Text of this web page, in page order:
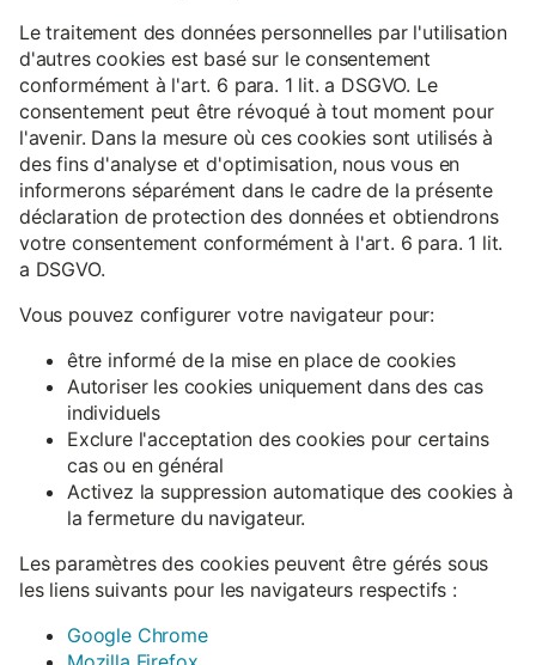
Le traitement des données personnelles par l'utilisation
d'autres cookies est basé sur le consentement
conformément à l'art. 6 para. 1 lit. a DSGVO. Le
consentement peut être révoqué à tout moment pour
l'avenir. Dans la mesure où ces cookies sont utilisés à
des fins d'analyse et d'optimisation, nous vous en
informerons séparément dans le cadre de la présente
déclaration de protection des données et obtiendrons
votre consentement conformément à l'art. 6 para. 1 lit.
a DSGVO.
Vous pouvez configurer votre navigateur pour:
être informé de la mise en place de cookies
Autoriser les cookies uniquement dans des cas
individuels
Exclure l'acceptation des cookies pour certains
cas ou en général
Activez la suppression automatique des cookies à
la fermeture du navigateur.
Les paramètres des cookies peuvent être gérés sous
les liens suivants pour les navigateurs respectifs :
Google Chrome